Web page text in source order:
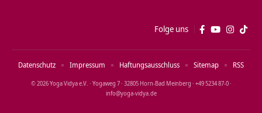
Folge uns
© 2026 Yoga Vidya e.V. · Yogaweg 7 · 32805 Horn‑Bad Meinberg · +49 5234 87‑0 ·
info@yoga‑vidya.de
Datenschutz Impressum Haftungsausschluss Sitemap RSS